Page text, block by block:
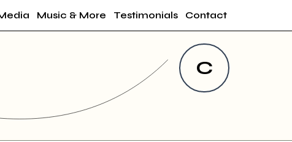
Music & More Testimonials Contact
C